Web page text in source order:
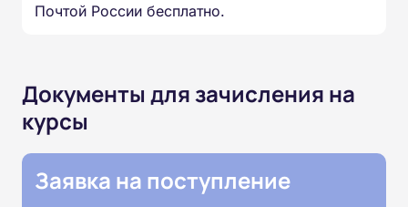
Почтой России бесплатно.
Документы для зачисления на
курсы
Заявка на поступление